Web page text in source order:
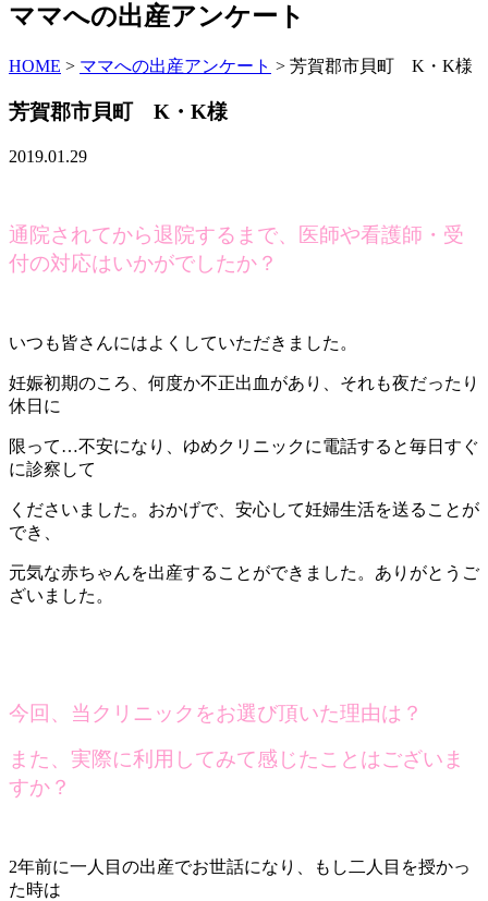
ママへの出産アンケート
HOME > ママへの出産アンケート > 芳賀郡市貝町 K・K様
芳賀郡市貝町 K・K様
2019.01.29
通院されてから退院するまで、医師や看護師・受
付の対応はいかがでしたか？
いつも皆さんにはよくしていただきました。
妊娠初期のころ、何度か不正出血があり、それも夜だったり
休日に
限って…不安になり、ゆめクリニックに電話すると毎日すぐ
に診察して
くださいました。おかげで、安心して妊婦生活を送ることが
でき、
元気な赤ちゃんを出産することができました。ありがとうご
ざいました。
今回、当クリニックをお選び頂いた理由は？
また、実際に利用してみて感じたことはございま
すか？
2年前に一人目の出産でお世話になり、もし二人目を授かっ
た時は